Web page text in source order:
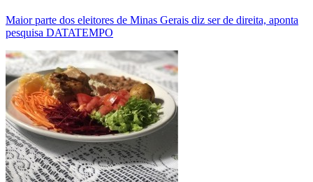
Maior parte dos eleitores de Minas Gerais diz ser de direita, aponta
pesquisa DATATEMPO